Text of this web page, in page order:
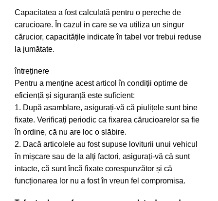
Capacitatea a fost calculată pentru o pereche de
carucioare. În cazul in care se va utiliza un singur
cărucior, capacitățile indicate în tabel vor trebui reduse
la jumătate.
întreținere
Pentru a menține acest articol în condiții optime de
eficiență și siguranță este suficient:
1. După asamblare, asigurați-vă că piulițele sunt bine
fixate. Verificați periodic ca fixarea cărucioarelor sa fie
în ordine, că nu are loc o slăbire.
2. Dacă articolele au fost supuse loviturii unui vehicul
în mișcare sau de la alți factori, asigurați-vă că sunt
intacte, că sunt încă fixate corespunzător și că
funcționarea lor nu a fost în vreun fel compromisa.